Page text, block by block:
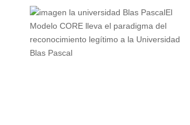
El
Modelo CORE lleva el paradigma del
reconocimiento legítimo a la Universidad
Blas Pascal